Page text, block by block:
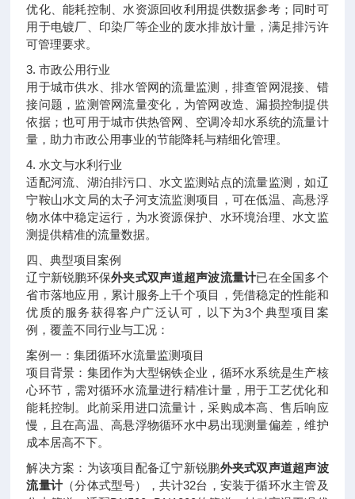
优化、能耗控制、水资源回收利用提供数据参考；同时可
用于电镀厂、印染厂等企业的废水排放计量，满足排污许
可管理要求。
3. 市政公用行业
用于城市供水、排水管网的流量监测，排查管网混接、错
接问题，监测管网流量变化，为管网改造、漏损控制提供
依据；也可用于城市供热管网、空调冷却水系统的流量计
量，助力市政公用事业的节能降耗与精细化管理。
4. 水文与水利行业
适配河流、湖泊排污口、水文监测站点的流量监测，如辽
宁鞍山水文局的太子河支流监测项目，可在低温、高悬浮
物水体中稳定运行，为水资源保护、水环境治理、水文监
测提供精准的流量数据。
四、典型项目案例
辽宁新锐鹏环保外夹式双声道超声波流量计已在全国多个
省市落地应用，累计服务上千个项目，凭借稳定的性能和
优质的服务获得客户广泛认可，以下为3个典型项目案
例，覆盖不同行业与工况：
案例一：集团循环水流量监测项目
项目背景：集团作为大型钢铁企业，循环水系统是生产核
心环节，需对循环水流量进行精准计量，用于工艺优化和
能耗控制。此前采用进口流量计，采购成本高、售后响应
慢，且在高温、高悬浮物循环水中易出现测量偏差，维护
成本居高不下。
解决方案：为该项目配备辽宁新锐鹏外夹式双声道超声波
流量计（分体式型号），共计32台，安装于循环水主管及